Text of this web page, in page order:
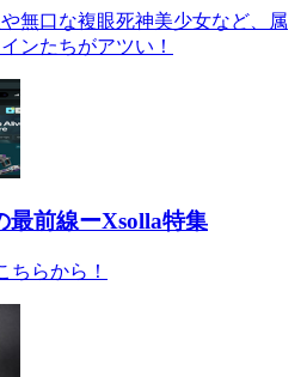
無口な複眼死神美少女など、属
ンたちがアツい！
最前線ーXsolla特集
ちらから！